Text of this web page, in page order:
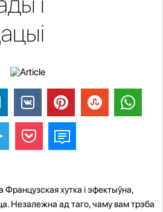
Французская хутка і эфектыўна,
Незалежна ад таго, чаму вам трэба